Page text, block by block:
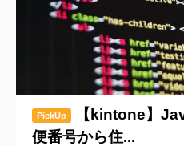
PickUp
【kintone】
便番号から住...